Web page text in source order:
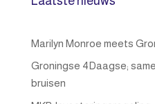
Marilyn Monroe meets
Groningse 4Daagse;
bruisen